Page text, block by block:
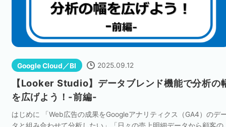
Google Cloud／BI 2025.09.12
【Looker Studio】データブレンド機能で分析の
を広げよう！-前編-
はじめに 「Web広告の成果をGoogleアナリティクス（GA4）のデ
タと組み合わせて分析したい」「日々の売上明細データから顧客の